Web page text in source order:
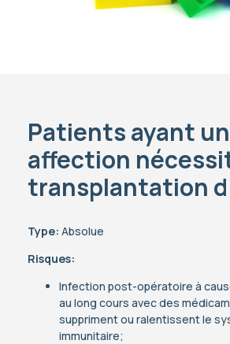
Patients ayant
affection
transplantation
Type: Absolue
Risques:
Infection post-opératoire à
au long cours avec des
suppriment ou ralentissent le
immunitaire;